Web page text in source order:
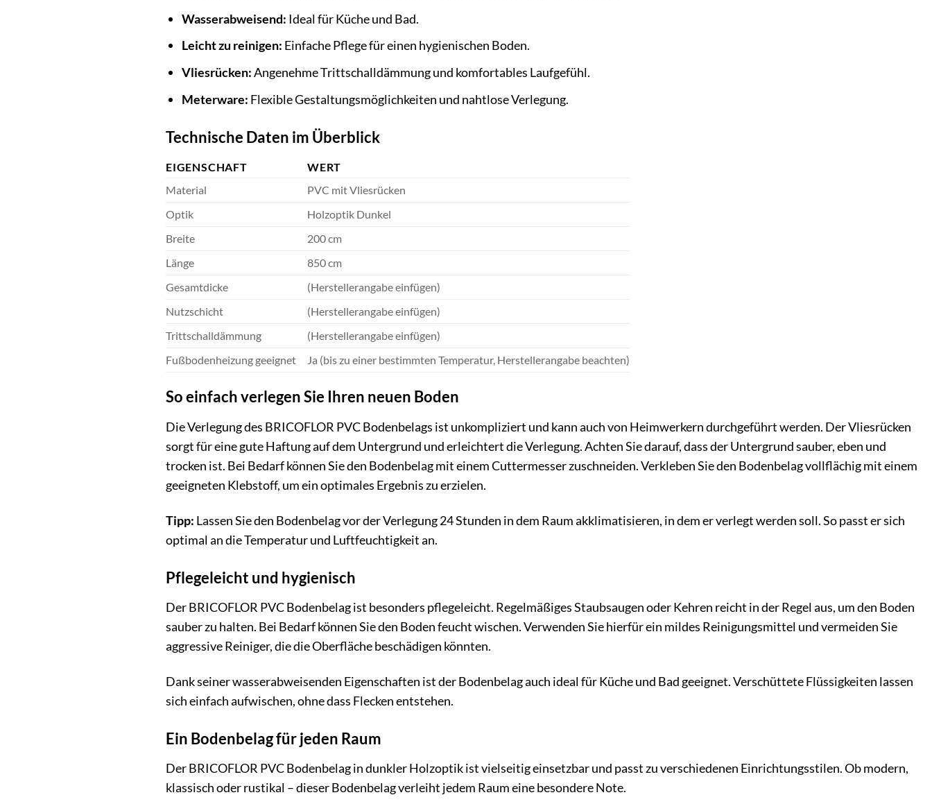
Wasserabweisend: Ideal für Küche und Bad.
Leicht zu reinigen: Einfache Pflege für einen hygienischen Boden.
Vliesrücken:Angenehme Trittschalldämmung und komfortables Laufgefühl.
Meterware: Flexible Gestaltungsmöglichkeiten und nahtlose Verlegung.
Technische Daten im Überblick
EIGENSCHAFT
WERT
Material
PVC mit Vliesrücken
Optik
Holzoptik Dunkel
Breite
200 cm
Länge
850 cm
Gesamtdicke
(Herstellerangabe einfügen)
Nutzschicht
(Herstellerangabe einfügen)
Trittschalldämmung
(Herstellerangabe einfügen)
Fußbodenheizung geeignet
Ja (bis zu einer bestimmten Temperatur, Herstellerangabe beachten)
So einfach verlegen Sie Ihren neuen Boden
Die Verlegung des BRICOFLOR PVC Bodenbelags ist unkompliziert und kann auch von Heimwerkern durchgeführt werden. Der Vliesrücken
sorgt für eine gute Haftung auf dem Untergrund und erleichtert die Verlegung. Achten Sie darauf, dass der Untergrund sauber, eben und
trocken ist. Bei Bedarf können Sie den Bodenbelag mit einem Cuttermesser zuschneiden. Verkleben Sie den Bodenbelag vollflächig mit einem
geeigneten Klebstoff, um ein optimales Ergebnis zu erzielen.
Tipp: Lassen Sie den Bodenbelag vor der Verlegung 24 Stunden in dem Raum akklimatisieren, in dem er verlegt werden soll. So passt er sich
optimal an die Temperatur und Luftfeuchtigkeit an.
Pflegeleicht und hygienisch
Der BRICOFLOR PVC Bodenbelag ist besonders pflegeleicht. Regelmäßiges Staubsaugen oder Kehren reicht in der Regel aus, um den Boden
sauber zu halten. Bei Bedarf können Sie den Boden feucht wischen. Verwenden Sie hierfür ein mildes Reinigungsmittel und vermeiden Sie
aggressive Reiniger, die die Oberfläche beschädigen könnten.
Dank seiner wasserabweisenden Eigenschaften ist der Bodenbelag auch ideal für Küche und Bad geeignet. Verschüttete Flüssigkeiten lassen
sich einfach aufwischen, ohne dass Flecken entstehen.
Ein Bodenbelag für jeden Raum
Der BRICOFLOR PVC Bodenbelag in dunkler Holzoptik ist vielseitig einsetzbar und passt zu verschiedenen Einrichtungsstilen. Ob modern,
klassisch oder rustikal – dieser Bodenbelag verleiht jedem Raum eine besondere Note.